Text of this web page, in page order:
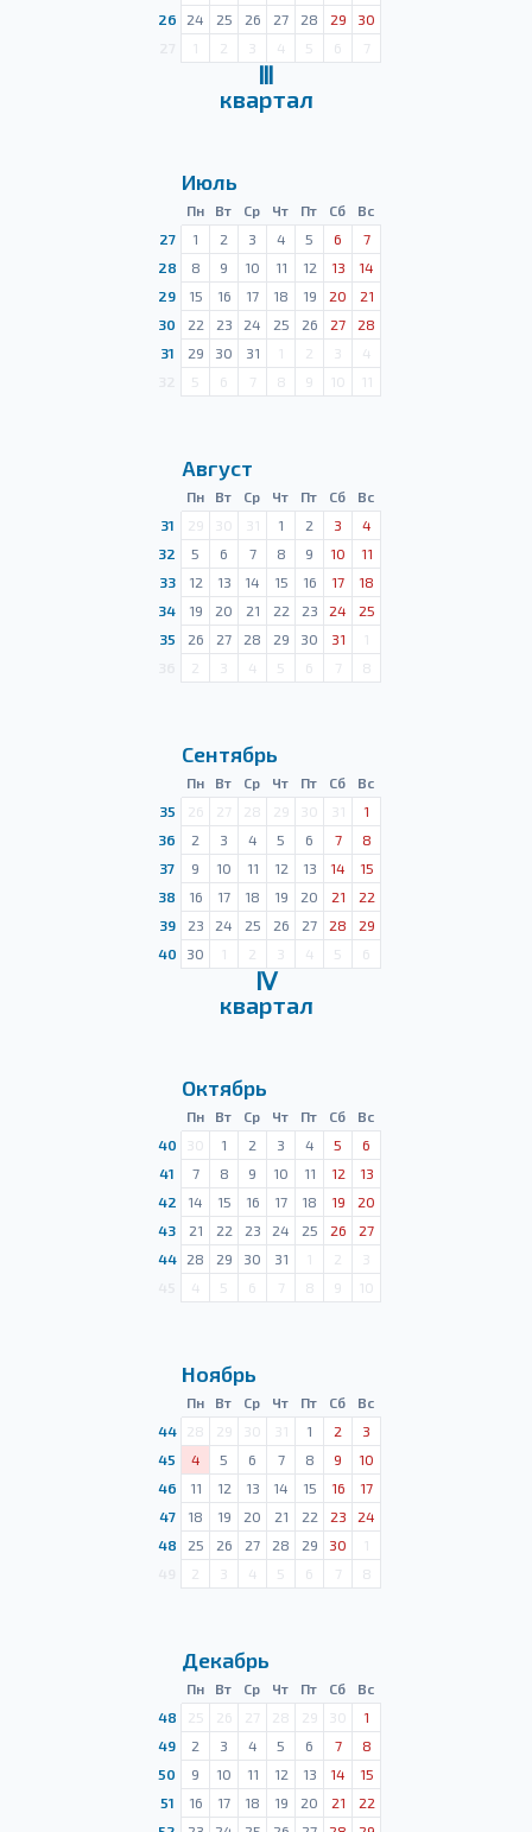
26
24 25 26 27 28 29
30
1 2 3 4 5 6 7
Ⅲ
квартал
Июль
Пн Вт Ср Чт Пт Сб
Вс
27
1 2 3 4 5 6
7
28
8 9 10 11 12 13
14
29
15 16 17 18 19 20
21
30
22 23 24 25 26 27
28
31
29 30 31 1 2 3
4
5 6 7 8 9 10 11
Август
Пн Вт Ср Чт Пт Сб
Вс
31
29 30 31 1 2 3
4
32
5 6 7 8 9 10
11
33
12 13 14 15 16 17
18
34
19 20 21 22 23 24
25
35
26 27 28 29 30 31
1
2 3 4 5 6 7 8
Сентябрь
Пн Вт Ср Чт Пт Сб
Вс
35
26 27 28 29 30 31
1
36
2 3 4 5 6 7
8
37
9 10 11 12 13 14
15
38
16 17 18 19 20 21
22
39
23 24 25 26 27 28
29
40
30 1 2 3 4 5 6
Ⅳ
квартал
Октябрь
Пн Вт Ср Чт Пт Сб
Вс
40
30 1 2 3 4 5
6
41
7 8 9 10 11 12
13
42
14 15 16 17 18 19
20
43
21 22 23 24 25 26
27
44
28 29 30 31 1 2
3
4 5 6 7 8 9 10
Ноябрь
Пн Вт Ср Чт Пт Сб
Вс
44
28 29 30 31 1 2
3
45
4 5 6 7 8 9
10
46
11 12 13 14 15 16
17
47
18 19 20 21 22 23
24
48
25 26 27 28 29 30
1
2 3 4 5 6 7 8
Декабрь
Пн Вт Ср Чт Пт Сб
Вс
48
25 26 27 28 29 30
1
49
2 3 4 5 6 7
8
50
9 10 11 12 13 14
15
51
16 17 18 19 20 21
22